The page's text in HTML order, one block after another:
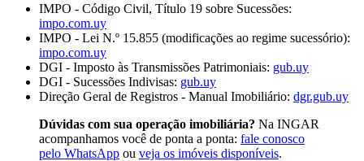
IMPO - Código Civil, Título 19 sobre Sucessões:
impo.com.uy
IMPO - Lei N.º 15.855 (modificações ao regime sucessório):
impo.com.uy
DGI - Imposto às Transmissões Patrimoniais: gub.uy
DGI - Sucessões Indivisas: gub.uy
Direção Geral de Registros - Manual Imobiliário: dgr.gub.uy
Dúvidas com sua operação imobiliária? Na INGAR
acompanhamos você de ponta a ponta: fale conosco
pelo WhatsApp ou veja os imóveis disponíveis.